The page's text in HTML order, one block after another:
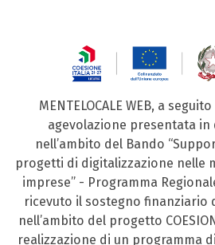
MENTELOCALE WEB, a
agevolazione presentata in
nell’ambito del Bando
progetti di digitalizzazione nelle
imprese” - Programma
ricevuto il sostegno finanziario
nell’ambito del progetto
realizzazione di un programma